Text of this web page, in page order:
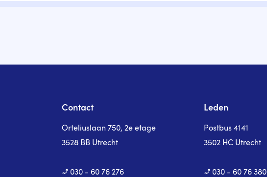
Contact
Orteliuslaan 750, 2e etage
3528 BB Utrecht
030 - 60 76 276
Leden
Postbus 4141
3502 HC Utrecht
030 - 60 76 380